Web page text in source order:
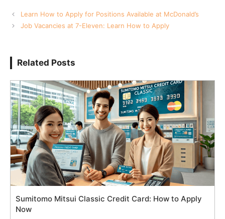
Learn How to Apply for Positions Available at McDonald’s
Job Vacancies at 7-Eleven: Learn How to Apply
Related Posts
Sumitomo Mitsui Classic Credit Card: How to Apply
Now